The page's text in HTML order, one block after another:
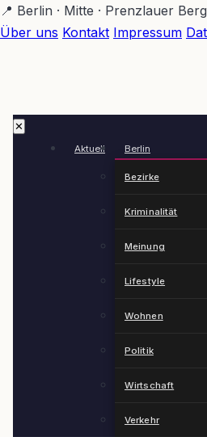
Zum
Hauptinhalt
📍 Berlin · Mitte · Prenzlauer
Über uns Kontakt Impressum
✕
Aktuell Berlin
Bezirke
Kriminalität
Meinung
Lifestyle
Wohnen
Politik
Wirtschaft
Verkehr